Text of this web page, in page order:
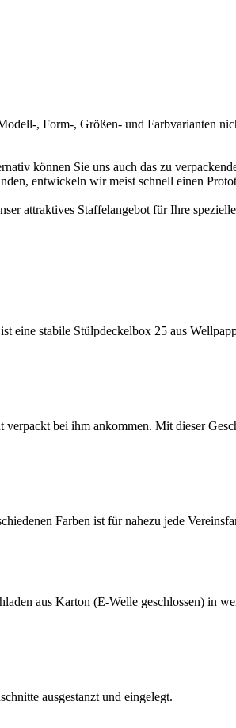
, Form-, Größen- und Farbvarianten
können Sie uns auch das zu
entwickeln wir meist schnell einen
attraktives Staffelangebot für Ihre
stabile Stülpdeckelbox 25 aus
bei ihm ankommen. Mit dieser
Farben ist für nahezu jede
aus Karton (E-Welle geschlossen) in
ausgestanzt und eingelegt.